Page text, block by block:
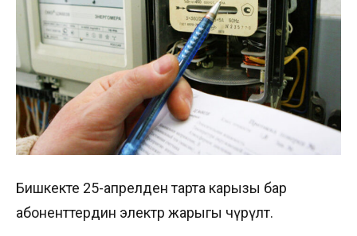
Бишкекте 25-апрелден тарта карызы бар
абоненттердин электр жарыгы өчүрүлөт.